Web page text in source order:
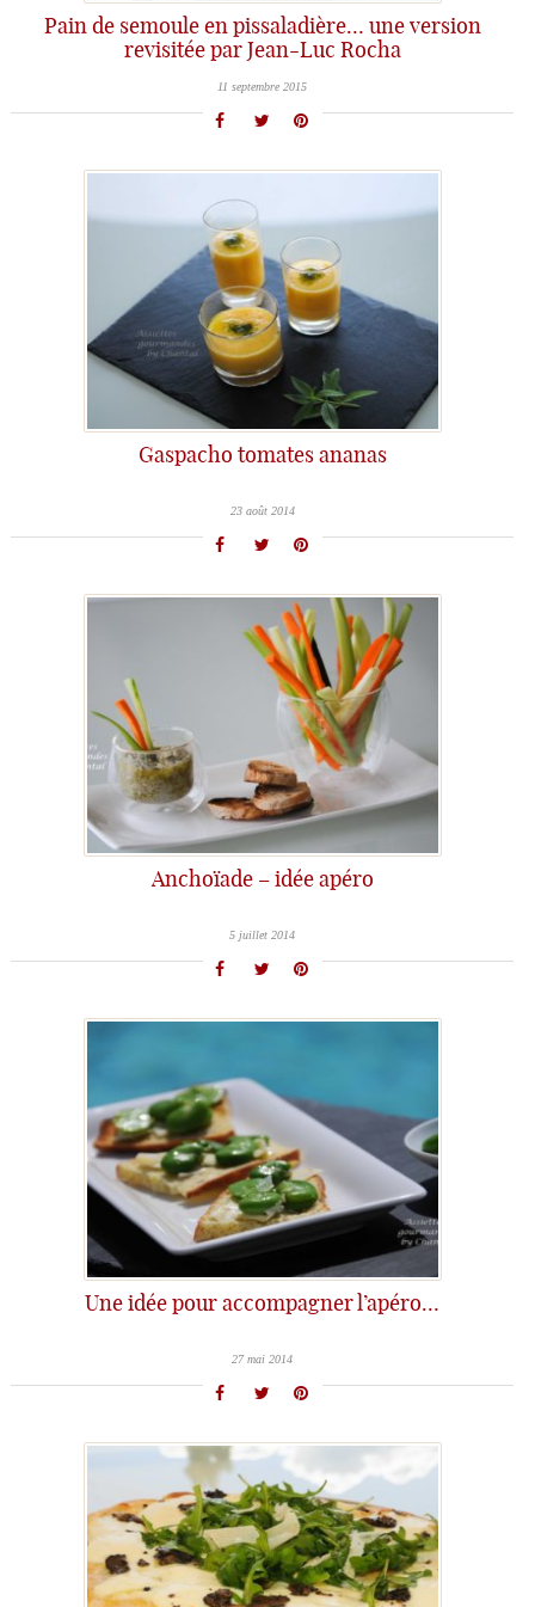
Pain de semoule en pissaladière… une version
revisitée par Jean-Luc Rocha
11 septembre 2015
Gaspacho tomates ananas
23 août 2014
Anchoïade – idée apéro
5 juillet 2014
Une idée pour accompagner l’apéro…
27 mai 2014